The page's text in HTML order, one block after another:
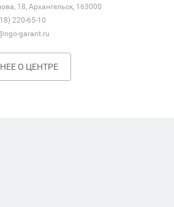
18, Архангельск, 163000
220-65-10
garant.ru
О ЦЕНТРЕ